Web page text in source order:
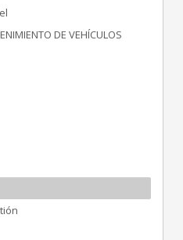
DE VEHÍCULOS